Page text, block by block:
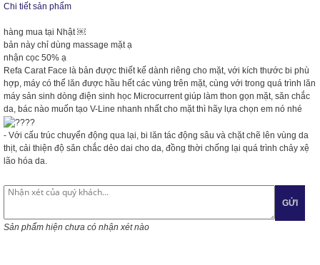
Chi tiết sản phẩm
hàng mua tại Nhật ￼
bản này chỉ dùng massage mặt ạ
nhận cọc 50% ạ
Refa Carat Face là bản được thiết kế dành riêng cho mặt, với kích thước bi phù
hợp, máy có thể lăn được hầu hết các vùng trên mặt, cùng với trong quá trình lăn
máy sản sinh dòng điện sinh học Microcurrent giúp làm thon gọn mặt, săn chắc
da, bác nào muốn tạo V-Line nhanh nhất cho mặt thì hãy lựa chọn em nó nhé
- Với cấu trúc chuyển động qua lại, bi lăn tác động sâu và chặt chẽ lên vùng da
thịt, cải thiện độ săn chắc dẻo dai cho da, đồng thời chống lại quá trình chảy xệ
lão hóa da.
GỬI
Sản phẩm hiện chưa có nhận xét nào